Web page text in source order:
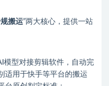
搬运”两大核心，提供一站
模型对接剪辑软件，自动完
适用于快手等平台的搬运